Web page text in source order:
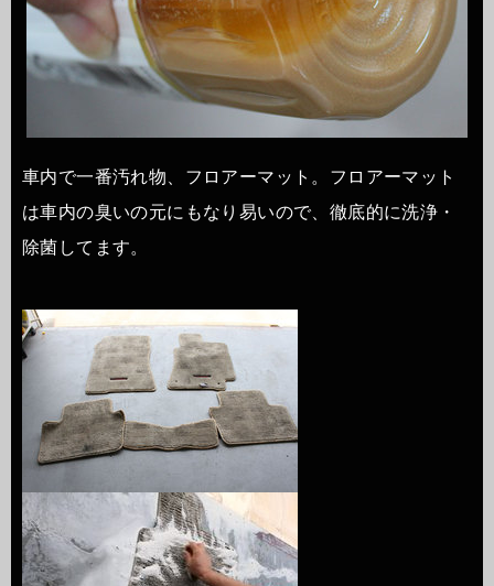
車内で一番汚れ物、フロアーマット。フロアーマット
は車内の臭いの元にもなり易いので、徹底的に洗浄・
除菌してます。